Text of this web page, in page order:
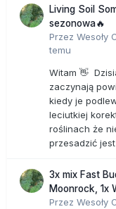
Living Soil
sezonowa🔥
Przez Wesoły
temu
Witam 👋
zaczynają
kiedy je
leciutkiej
roślinach że
przesadzić
3x mix Fast
Moonrock, 1x
Przez Wesoły